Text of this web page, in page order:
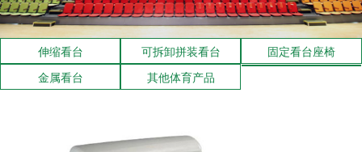
伸缩看台 可拆卸拼装看台
固定看台座椅
金属看台
其他体育产品